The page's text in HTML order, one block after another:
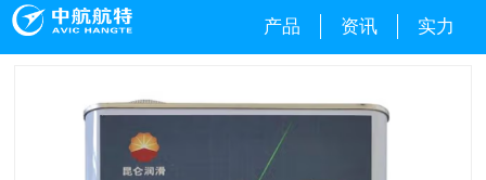
产品 资讯 实力